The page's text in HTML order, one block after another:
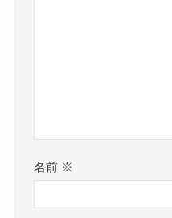
名前 ※